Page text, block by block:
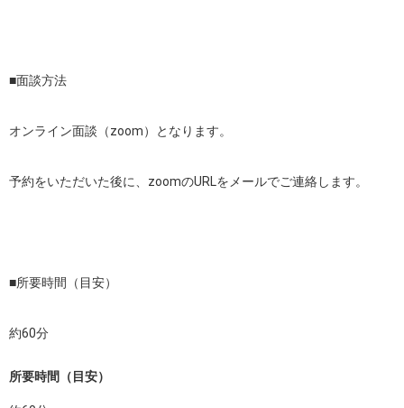
■面談方法
オンライン面談（zoom）となります。
予約をいただいた後に、zoomのURLをメールでご連絡します。
■所要時間（目安）
約60分
所要時間（目安）